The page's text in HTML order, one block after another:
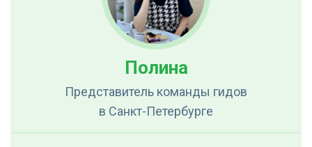
Полина
Представитель команды гидов
в Санкт-Петербурге